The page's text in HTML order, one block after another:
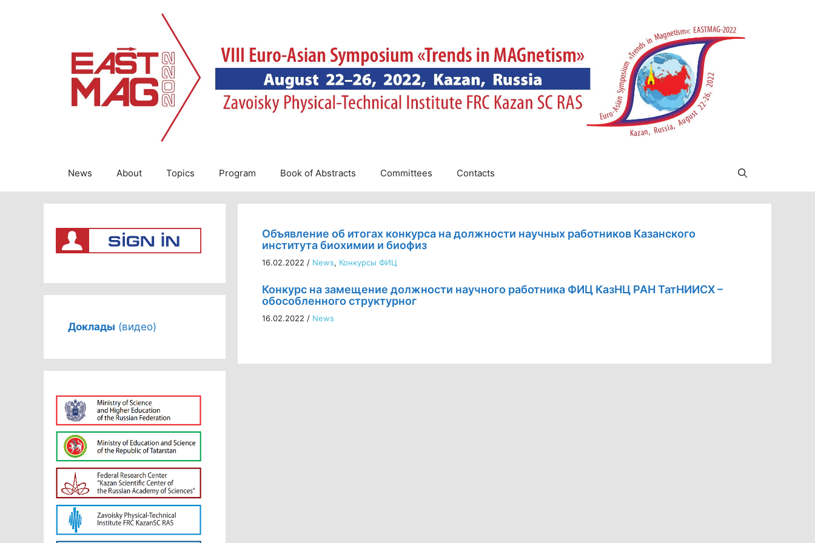
News About Topics Program Book of Abstracts Committees Contacts
Объявление об итогах конкурса на должности научных работников Казанского
института биохимии и биофиз
16.02.2022 / News, Конкурсы ФИЦ
Конкурс на замещение должности научного работника ФИЦ КазНЦ РАН ТатНИИСХ –
обособленного структурног
16.02.2022 / News
Доклады (видео)